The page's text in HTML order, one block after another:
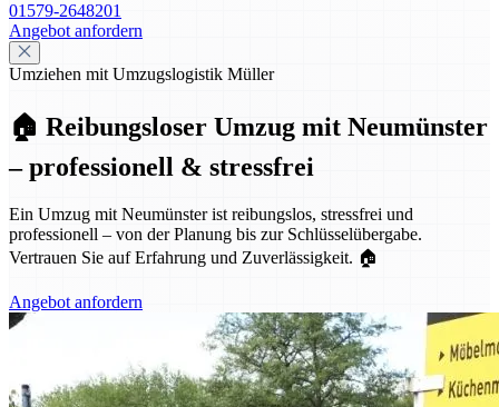
01579-2648201
Angebot anfordern
Umziehen mit Umzugslogistik Müller
🏠 Reibungsloser Umzug mit Neumünster
– professionell & stressfrei
Ein Umzug mit Neumünster ist reibungslos, stressfrei und
professionell – von der Planung bis zur Schlüsselübergabe.
Vertrauen Sie auf Erfahrung und Zuverlässigkeit. 🏠
Angebot anfordern